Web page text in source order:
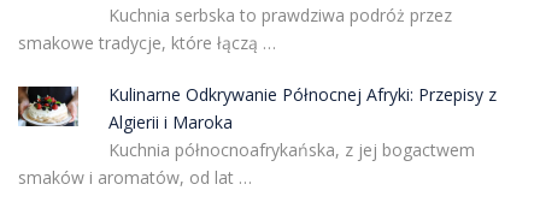
Kuchnia serbska to prawdziwa podróż przez
smakowe tradycje, które łączą …
Kulinarne Odkrywanie Północnej Afryki: Przepisy z
Algierii i Maroka
Kuchnia północnoafrykańska, z jej bogactwem
smaków i aromatów, od lat …